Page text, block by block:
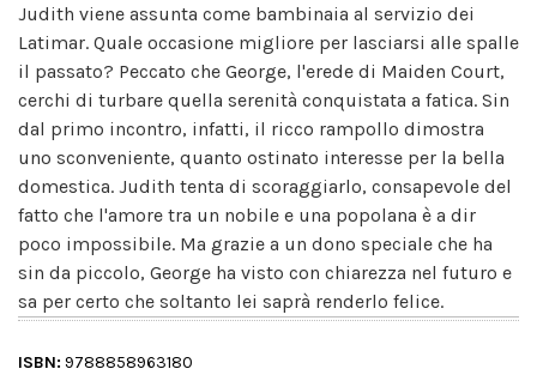
Judith viene assunta come bambinaia al servizio dei
Latimar. Quale occasione migliore per lasciarsi alle spalle
il passato? Peccato che George, l'erede di Maiden Court,
cerchi di turbare quella serenità conquistata a fatica. Sin
dal primo incontro, infatti, il ricco rampollo dimostra
uno sconveniente, quanto ostinato interesse per la bella
domestica. Judith tenta di scoraggiarlo, consapevole del
fatto che l'amore tra un nobile e una popolana è a dir
poco impossibile. Ma grazie a un dono speciale che ha
sin da piccolo, George ha visto con chiarezza nel futuro e
sa per certo che soltanto lei saprà renderlo felice.
ISBN: 9788858963180